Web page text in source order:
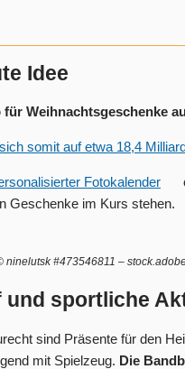
Idee
Weihnachtsgeschenke
somit auf etwa 18,4
Fotokalender
Geschenke im Kurs stehen.
ninelutsk #473546811 –
und sportliche
sind Präsente für den
mit Spielzeug. Die